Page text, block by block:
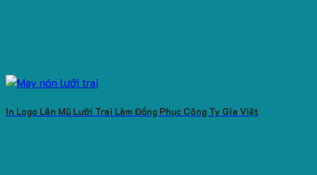
In Logo Lên Mũ Lưỡi Trai Làm Đồng Phục Công Ty Gia Việt